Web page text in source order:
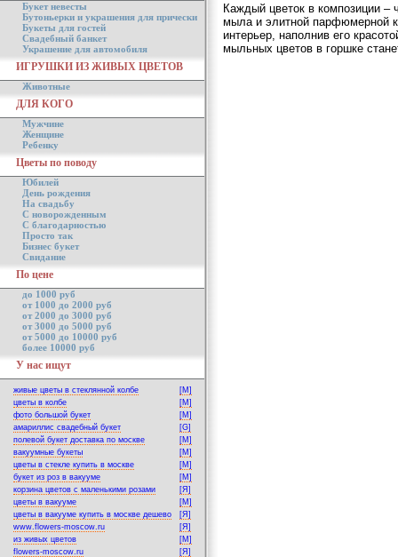
Букет невесты
Бутоньерки и украшения для прически
Букеты для гостей
Свадебный банкет
Украшение для автомобиля
ИГРУШКИ ИЗ ЖИВЫХ ЦВЕТОВ
Животные
ДЛЯ КОГО
Мужчине
Женщине
Ребенку
Цветы по поводу
Юбилей
День рождения
На свадьбу
С новорожденным
С благодарностью
Просто так
Бизнес букет
Свидание
По цене
до 1000 руб
от 1000 до 2000 руб
от 2000 до 3000 руб
от 3000 до 5000 руб
от 5000 до 10000 руб
более 10000 руб
У нас ищут
живые цветы в стеклянной колбе
[M]
цветы в колбе
[M]
фото большой букет
[M]
амариллис свадебный букет
[G]
полевой букет доставка по москве
[M]
вакуумные букеты
[M]
цветы в стекле купить в москве
[M]
букет из роз в вакууме
[M]
корзина цветов с маленькими розами
[Я]
цветы в вакууме
[M]
цветы в вакууме купить в москве дешево
[Я]
www.flowers-moscow.ru
[Я]
из живых цветов
[M]
flowers-moscow.ru
[Я]
Каждый цветок в композиции –
мыла и элитной парфюмерной
интерьер, наполнив его
мыльных цветов в горшке